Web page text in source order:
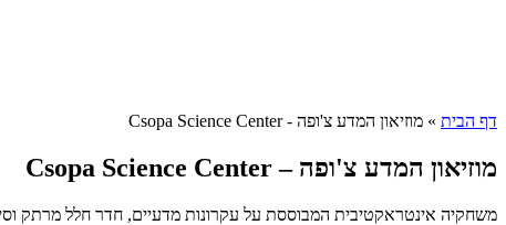
דף הבית » מוזיאון המדע צ'ופה - Csopa Science Center
מוזיאון המדע צ'ופה – Csopa Science Center
משחקיה אינטראקטיבית המבוססת על עקרונות מדעיים, חדר חלל מרתק